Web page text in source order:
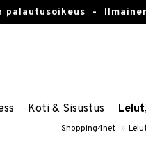
palautusoikeus -
Koti & Sisustus
Shopping4net »